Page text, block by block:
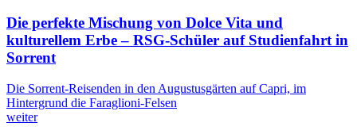
Die perfekte Mischung von Dolce Vita und
kulturellem Erbe – RSG-Schüler auf Studienfahrt in
Sorrent
Die Sorrent-Reisenden in den Augustusgärten auf Capri, im
Hintergrund die Faraglioni-Felsen
weiter